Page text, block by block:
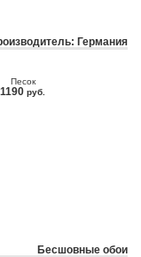
Германия
Песок
1190 руб.
Бесшовные обои